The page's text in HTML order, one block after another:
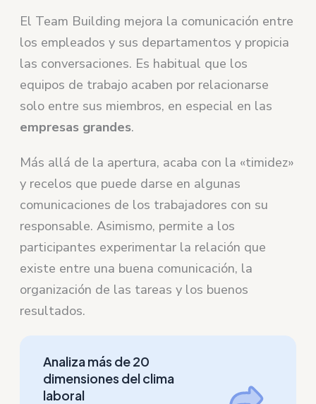
El Team Building mejora la comunicación entre
los empleados y sus departamentos y propicia
las conversaciones. Es habitual que los
equipos de trabajo acaben por relacionarse
solo entre sus miembros, en especial en las
empresas grandes.
Más allá de la apertura, acaba con la «timidez»
y recelos que puede darse en algunas
comunicaciones de los trabajadores con su
responsable. Asimismo, permite a los
participantes experimentar la relación que
existe entre una buena comunicación, la
organización de las tareas y los buenos
resultados.
Analiza más de 20
dimensiones del clima
laboral